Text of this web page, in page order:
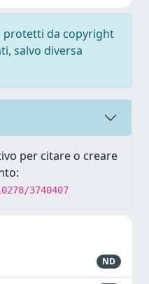
protetti da copyright
salvo diversa
per citare o creare
3740407
ND